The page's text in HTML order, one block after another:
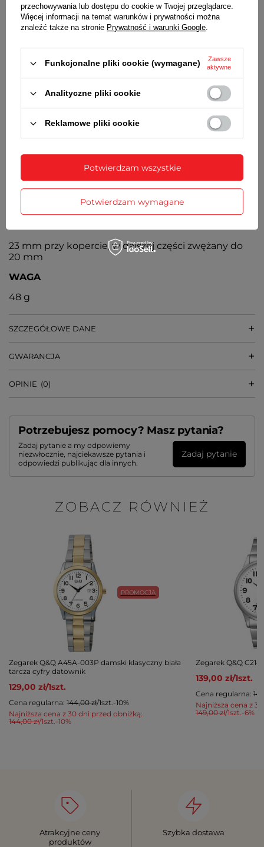
STOPER
Stoper z dokładnością do 1/100 sekundy
MECHANIZM
Kwarcowy
23 mm przy kopercie, w dalszej części zwężany do
20 mm
WAGA
48 g
SZCZEGÓŁOWE DANE
GWARANCJA
OPINIE (0)
Potrzebujesz pomocy? Masz pytania?
Zadaj pytanie a my odpowiemy
niezwłocznie, najciekawsze pytania i
odpowiedzi publikując dla innych.
Zadaj pytanie
ZOBACZ RÓWNIEŻ
PROMOCJA
Zegarek Q&Q A45A-003P damski klasyczny biała
tarcza cyfry datownik
129,00 zł/1szt.
Najniższa cena z 30 dni przed obniżką:
144,00 zł/1szt. -10%
Cena regularna: 144,00 zł/1szt. -10%
Zegarek Q&Q
139,00 zł/1szt.
Najniższa cena z
149,00 zł/1szt. -6%
Cena regularna:
Atrakcyjne ceny
produktów
Szybka dostawa
przechowywania lub dostępu do cookie w Twojej przeglądarce.
Więcej informacji na temat warunków i prywatności można
znaleźć także na stronie Prywatność i warunki Google.
Funkcjonalne pliki cookie (wymagane)
Zawsze
aktywne
Analityczne pliki cookie
Reklamowe pliki cookie
Potwierdzam wymagane
Potwierdzam wszystkie